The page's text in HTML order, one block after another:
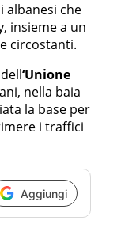
albanesi che
insieme a un
circostanti.
‘Unione
nella baia
la base per
i traffici
Aggiungi